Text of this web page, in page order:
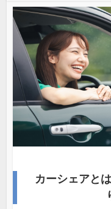
カーシェアと